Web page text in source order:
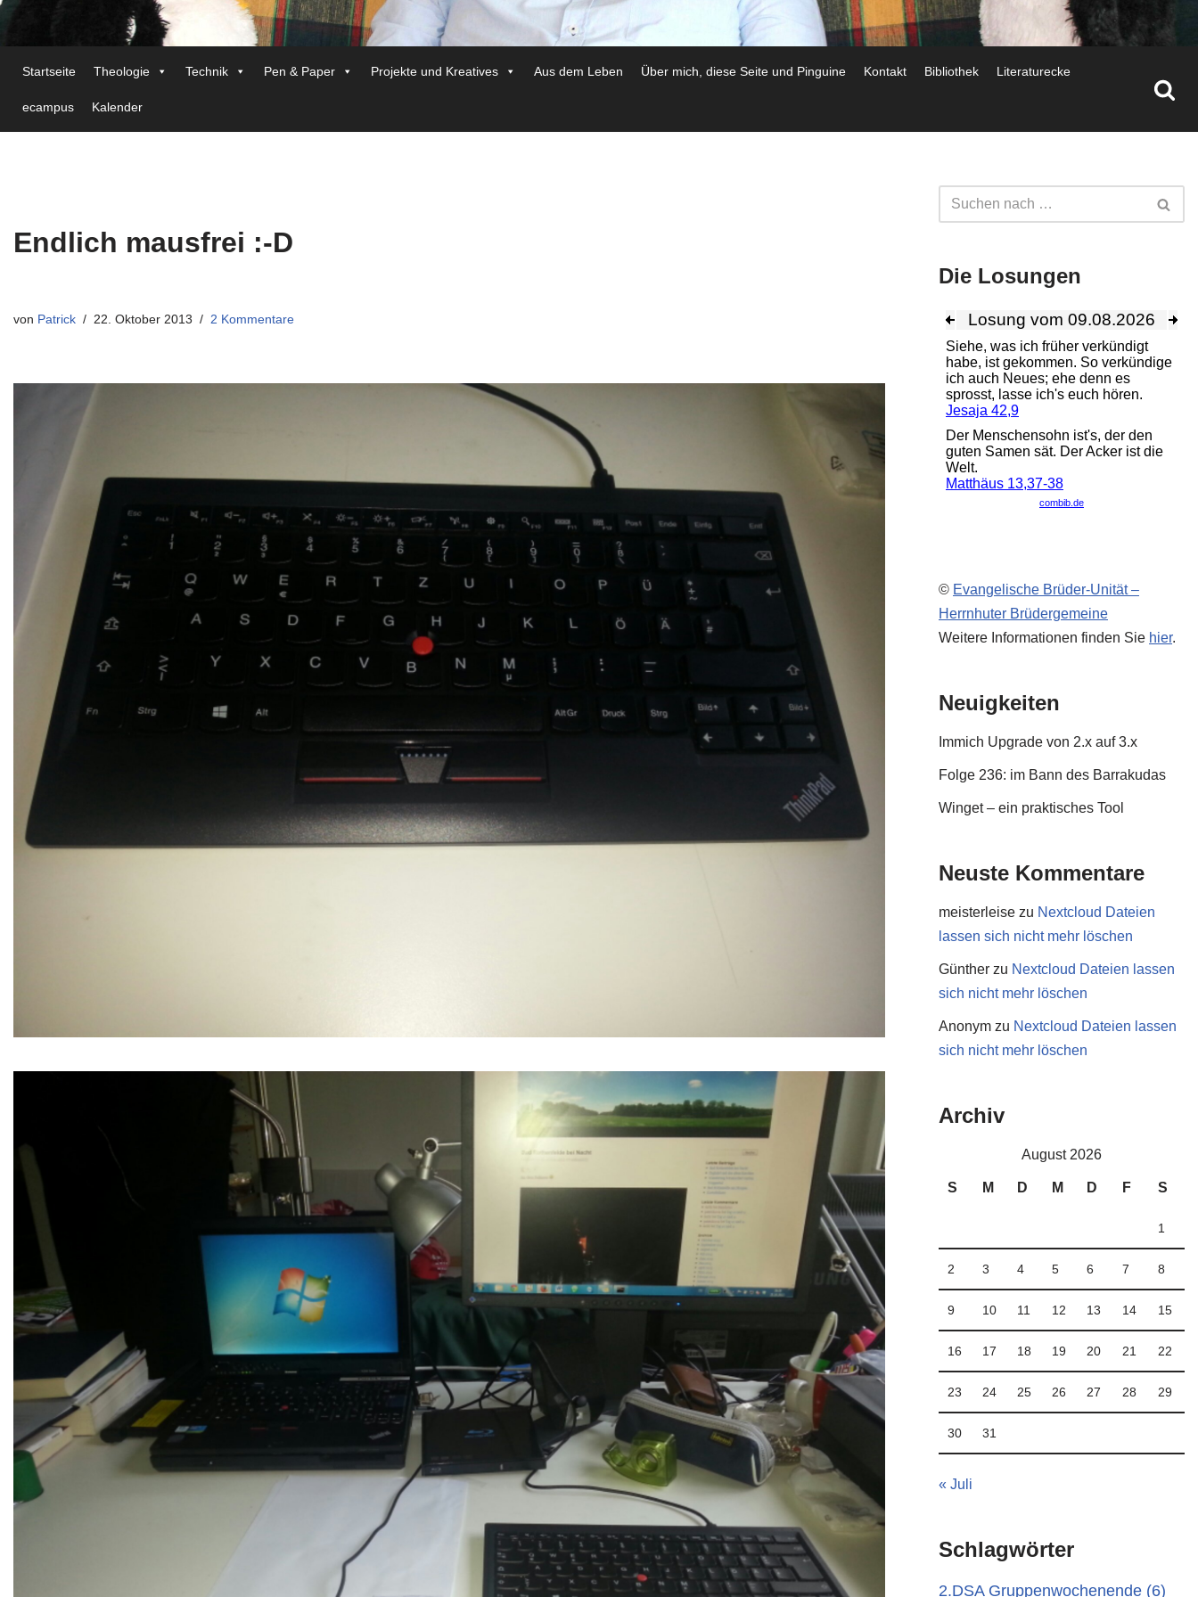
Startseite Theologie Technik Pen & Paper Projekte und Kreatives Aus dem Leben Über mich, diese Seite und Pinguine Kontakt Bibliothek Literaturecke
ecampus Kalender
Endlich mausfrei :-D
von Patrick 22. Oktober 2013 2 Kommentare
Die Losungen
© Evangelische Brüder-Unität –
Herrnhuter Brüdergemeine
Weitere Informationen finden Sie hier.
Neuigkeiten
Immich Upgrade von 2.x auf 3.x
Folge 236: im Bann des Barrakudas
Winget – ein praktisches Tool
Neuste Kommentare
meisterleise zu Nextcloud Dateien
lassen sich nicht mehr löschen
Günther zu Nextcloud Dateien lassen
sich nicht mehr löschen
Anonym zu Nextcloud Dateien lassen
sich nicht mehr löschen
Archiv
August 2026
S M D M D F S
1
2 3 4 5 6 7 8
9 10 11 12 13 14 15
16 17 18 19 20 21 22
23 24 25 26 27 28 29
30 31
« Juli
Schlagwörter
2.DSA Gruppenwochenende (6)